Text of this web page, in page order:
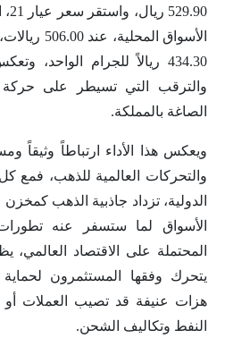
434.30 ريالاً للجرام الواحد،
والترقب التي تسيطر على حركة
الصاغة بالمملكة.
ويعكس هذا الأداء ارتباطاً وثيقاً
والتحركات العالمية للذهب، فمع
الدولية، تزداد جاذبية الذهب
الأسواق لما ستسفر عنه تطورات
المحتملة على الاقتصاد
يتحرك وفقها المستثمرون
هزات عنيفة قد تصيب العملات أو
النفط وتكاليف الشحن.